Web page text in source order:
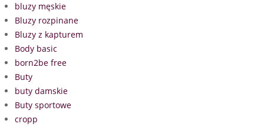
bluzy męskie
Bluzy rozpinane
Bluzy z kapturem
Body basic
born2be free
Buty
buty damskie
Buty sportowe
cropp